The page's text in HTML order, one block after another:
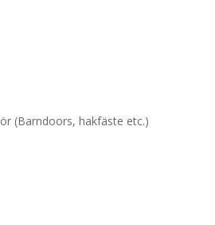
(Barndoors, hakfäste etc.)